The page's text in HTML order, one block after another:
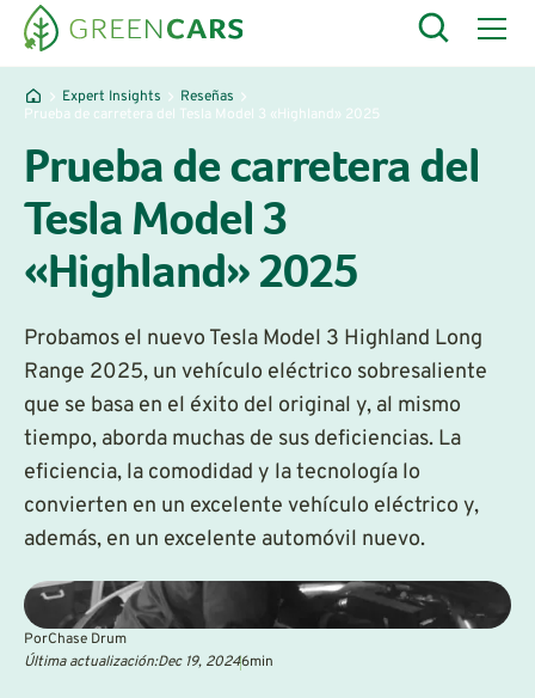
Expert Insights
Reseñas
Prueba de carretera del Tesla Model 3 «Highland» 2025
Prueba de carretera del
Tesla Model 3
«Highland» 2025
Probamos el nuevo Tesla Model 3 Highland Long
Range 2025, un vehículo eléctrico sobresaliente
que se basa en el éxito del original y, al mismo
tiempo, aborda muchas de sus deficiencias. La
eficiencia, la comodidad y la tecnología lo
convierten en un excelente vehículo eléctrico y,
además, en un excelente automóvil nuevo.
PorChase Drum
Última actualización:Dec 19, 20246min